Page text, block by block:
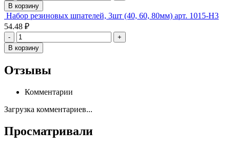
В корзину
Набор резиновых шпателей, 3шт (40, 60, 80мм) арт. 1015-Н3
54.48 ₽
-
+
В корзину
Отзывы
Комментарии
Загрузка комментариев...
Просматривали